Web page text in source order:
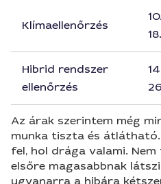
Klímaellenőrzés
Hibrid rendszer
ellenőrzés
Az árak szerintem még
munka tiszta és
fel, hol drága valami.
elsőre magasabbnak
ugyanarra a hibára